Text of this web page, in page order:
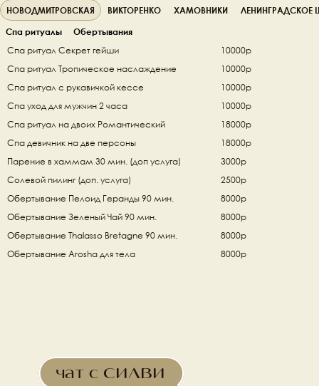
НОВОДМИТРОВСКАЯ ВИКТОРЕНКО ХАМОВНИКИ
ЛЕНИНГРАДСКОЕ
Спа ритуалы
Обертывания
Спа ритуал Секрет гейши
10000р
Спа ритуал Тропическое наслаждение
10000р
Спа ритуал с рукавичкой кессе
10000р
Спа уход для мужчин 2 часа
10000р
Спа ритуал на двоих Романтический
18000р
Спа девичник на две персоны
18000р
Парение в хаммам 30 мин. (доп услуга)
3000р
Cолевой пилинг (доп. услуга)
2500р
Обертывание Пелоид Геранды 90 мин.
8000р
Обертывание Зеленый Чай 90 мин.
8000р
Обертывание Thalasso Bretagne 90 мин.
8000р
Обертывание Arosha для тела
8000р
чат с СИЛВИ